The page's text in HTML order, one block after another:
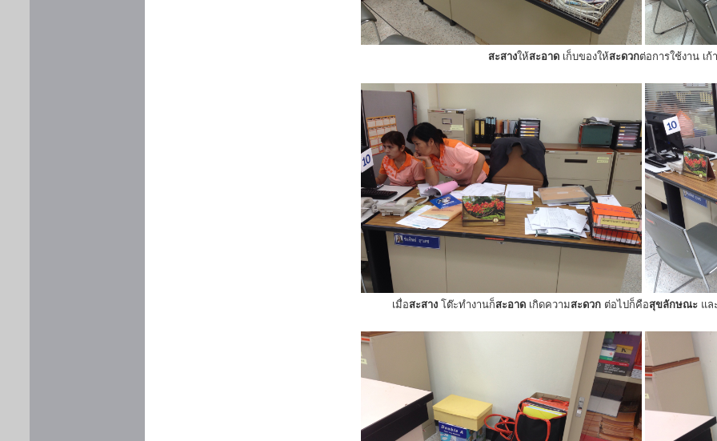
สะสางให้สะอาดเก็บของให้สะดวกต่อการใช้งาน เก้
เมื่อสะสางโต๊ะทำงานก็สะอาดเกิดความสะดวกต่อไปก็คือสุขลักษณะ แล